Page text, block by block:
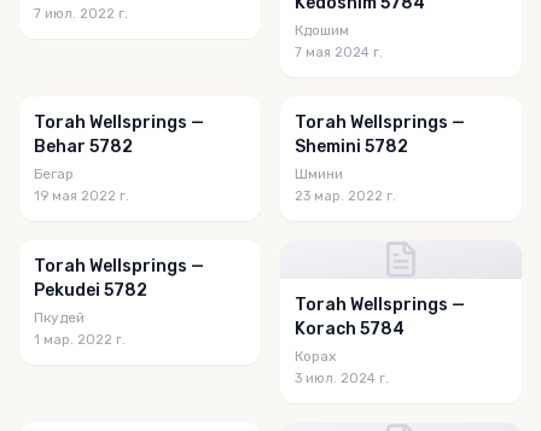
7 июл. 2022 г.
Кдошим
7 мая 2024 г.
Torah Wellsprings —
Behar 5782
Бегар
19 мая 2022 г.
Torah Wellsprings —
Shemini 5782
Шмини
23 мар. 2022 г.
Torah Wellsprings —
Pekudei 5782
Пкудей
1 мар. 2022 г.
Torah Wellsprings —
Korach 5784
Корах
3 июл. 2024 г.